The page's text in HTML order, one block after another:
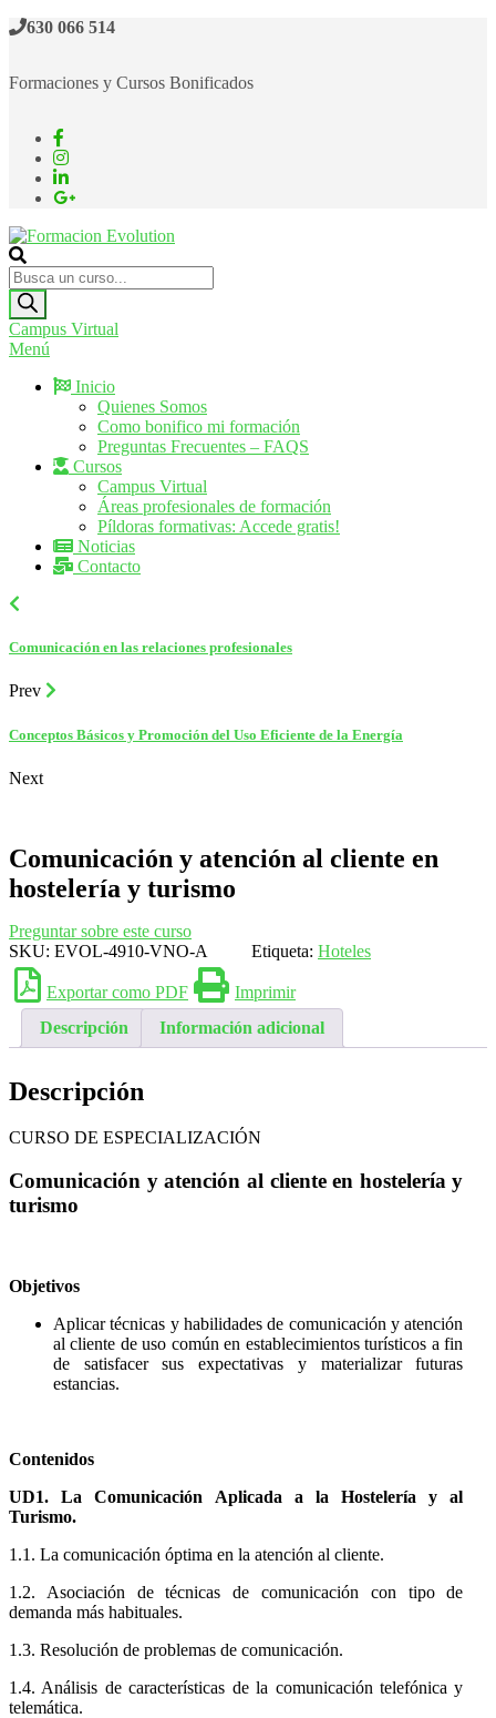
Saltar630 066 514
Formaciones y Cursos Bonificados
Formacion Evolution
Cursos de formación continua
Búsqueda
de
productos
Campus Virtual
Menú
Inicio
Quienes Somos
Como bonifico mi formación
Preguntas Frecuentes – FAQS
Cursos
Campus Virtual
Áreas profesionales de formación
Píldoras formativas: Accede gratis!
Noticias
Contacto
Comunicación en las relaciones profesionales
Prev
Conceptos Básicos y Promoción del Uso Eficiente de la Energía
Next
Comunicación y atención al cliente en
hostelería y turismo
Preguntar sobre este curso
SKU: EVOL-4910-VNO-A Etiqueta: Hoteles
Exportar como PDF
Imprimir
Descripción
Información adicional
Descripción
CURSO DE ESPECIALIZACIÓN
Comunicación y atención al cliente en hostelería y
turismo
Objetivos
Aplicar técnicas y habilidades de comunicación y atención
al cliente de uso común en establecimientos turísticos a fin
de satisfacer sus expectativas y materializar futuras
estancias.
Contenidos
UD1. La Comunicación Aplicada a la Hostelería y al
Turismo.
1.1. La comunicación óptima en la atención al cliente.
1.2. Asociación de técnicas de comunicación con tipo de
demanda más habituales.
1.3. Resolución de problemas de comunicación.
1.4. Análisis de características de la comunicación telefónica y
telemática.